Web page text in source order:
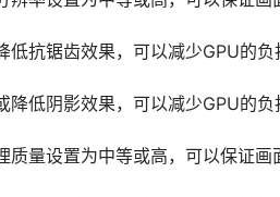
低抗锯齿效果，可以减少GPU的负
降低阴影效果，可以减少GPU的负
质量设置为中等或高，可以保证画